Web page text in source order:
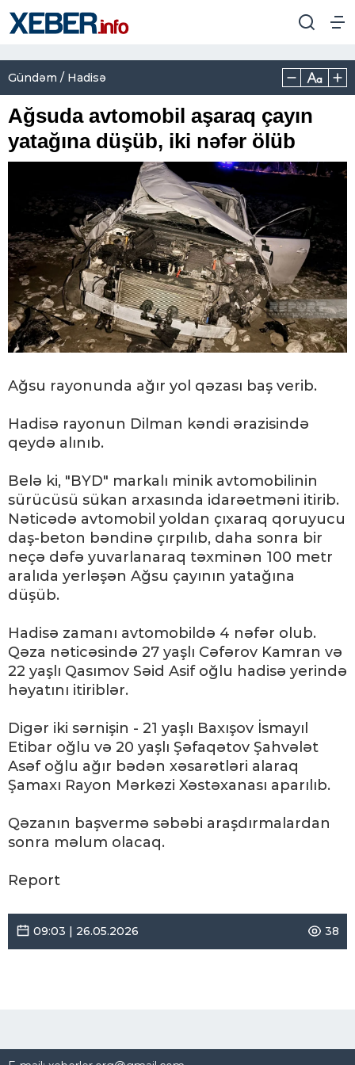
Gündəm / Hadisə
Ağsuda avtomobil aşaraq çayın
yatağına düşüb, iki nəfər ölüb
Ağsu rayonunda ağır yol qəzası baş verib.
Hadisə rayonun Dilman kəndi ərazisində
qeydə alınıb.
Belə ki, "BYD" markalı minik avtomobilinin
sürücüsü sükan arxasında idarəetməni itirib.
Nəticədə avtomobil yoldan çıxaraq qoruyucu
daş-beton bəndinə çırpılıb, daha sonra bir
neçə dəfə yuvarlanaraq təxminən 100 metr
aralıda yerləşən Ağsu çayının yatağına
düşüb.
Hadisə zamanı avtomobildə 4 nəfər olub.
Qəza nəticəsində 27 yaşlı Cəfərov Kamran və
22 yaşlı Qasımov Səid Asif oğlu hadisə yerində
həyatını itiriblər.
Digər iki sərnişin - 21 yaşlı Baxışov İsmayıl
Etibar oğlu və 20 yaşlı Şəfaqətov Şahvələt
Asəf oğlu ağır bədən xəsarətləri alaraq
Şamaxı Rayon Mərkəzi Xəstəxanası aparılıb.
Qəzanın başvermə səbəbi araşdırmalardan
sonra məlum olacaq.
Report
09:03 | 26.05.2026 38